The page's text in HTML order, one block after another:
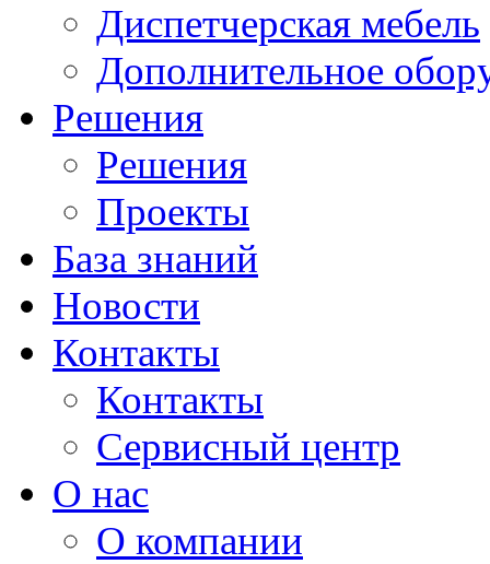
Диспетчерская мебель
Дополнительное
Решения
Решения
Проекты
База знаний
Новости
Контакты
Контакты
Сервисный центр
О нас
О компании